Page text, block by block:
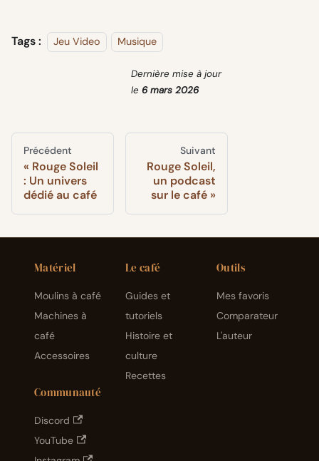
Tags : Jeu Video Musique
Dernière mise à jour
le 6 mars 2026
Précédent
Rouge Soleil
: Un univers
dédié au café
Suivant
Rouge Soleil,
un podcast
sur le café
Matériel
Moulins à café
Machines à
café
Accessoires
Le café
Guides et
tutoriels
Histoire et
culture
Recettes
Outils
Mes favoris
Comparateur
L'auteur
Communauté
Discord
YouTube